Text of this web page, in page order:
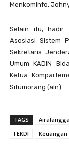
Menkominfo,
Selain itu, hadir
Asosiasi Sistem
Sekretaris
Umum KADIN
Ketua
Situmorang.(aln)
TAGS
FEKDI
Keuangan